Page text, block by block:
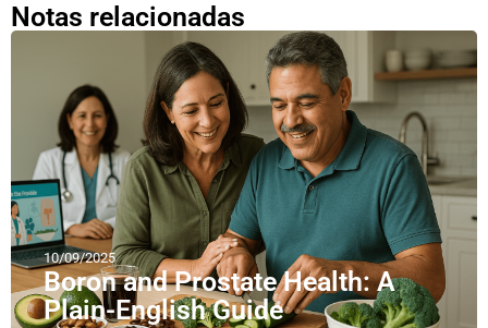
Notas relacionadas
10/09/2025
Boron and Prostate Health: A
Plain-English Guide